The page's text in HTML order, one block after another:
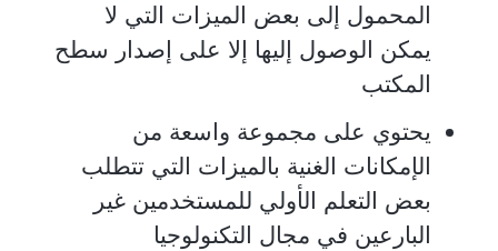
المحمول إلى بعض الميزات التي لا
يمكن الوصول إليها إلا على إصدار سطح
المكتب
يحتوي على مجموعة واسعة من
الإمكانات الغنية بالميزات التي تتطلب
بعض التعلم الأولي للمستخدمين غير
البارعين في مجال التكنولوجيا